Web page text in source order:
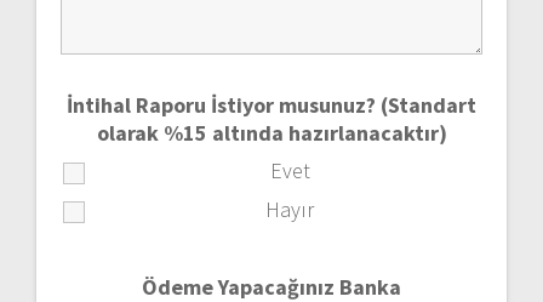
İntihal Raporu İstiyor musunuz? (Standart
olarak %15 altında hazırlanacaktır)
Evet
Hayır
Ödeme Yapacağınız Banka